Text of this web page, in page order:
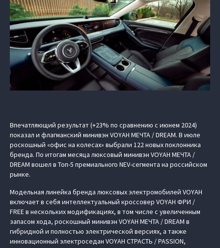
Впечатляющий результат (+23% по сравнению с июнем 2024)
показал и флагманский минивэн VOYAH МЕЧТА / DREAM. В июле
роскошный «офис на колесах» выбрали 122 новых поклонника
бренда. По итогам месяца люксовый минивэн VOYAH МЕЧТА /
DREAM вошел в Топ-5 премиального NEV-сегмента на российском
рынке.
Модельная линейка бренда люксовых электромобилей VOYAH
включает в себя интеллектуальный кроссовер VOYAH ФРИ /
FREE в нескольких модификациях, в том числе с увеличенным
запасом хода, роскошный минивэн VOYAH МЕЧТА / DREAM в
гибридной и полностью электрической версиях, а также
инновационный электроседан VOYAH СТРАСТЬ / PASSION,